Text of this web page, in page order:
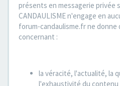
présents en messagerie privée
CANDAULISME n'engage en
forum-candaulisme.fr ne donne
concernant :
la véracité, l'actualité, la
l'exhaustivité du contenu